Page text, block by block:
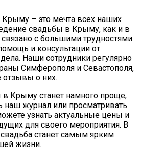
Крыму – это мечта всех наших
свадьбы в Крыму, как и в
с большими трудностями.
и консультации от
Наши сотрудники регулярно
Симферополя и Севастополя,
отзывы о них.
Крыму станет намного проще,
наш журнал или просматривать
узнать актуальные цены и
для своего мероприятия. В
станет самым ярким
жизни.